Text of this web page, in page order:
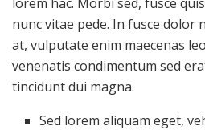
nunc vitae pede. In fusce dolor
at, vulputate enim maecenas
venenatis condimentum sed
tincidunt dui magna.
Sed lorem aliquam eget,